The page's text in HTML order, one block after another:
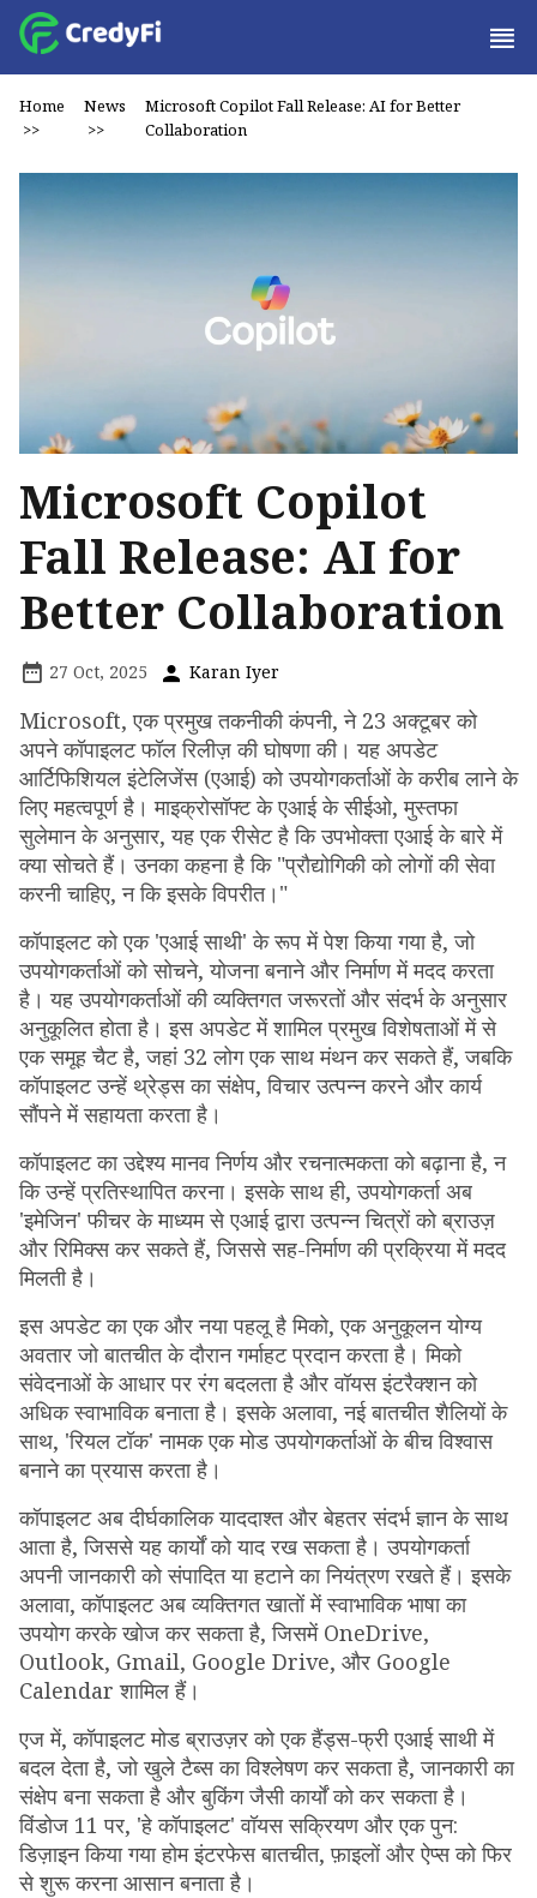
Home
>>
News
>>
Microsoft Copilot Fall Release: AI for Better
Collaboration
Microsoft Copilot
Fall Release: AI for
Better Collaboration
27 Oct, 2025 Karan Iyer
Microsoft, एक प्रमुख तकनीकी कंपनी, ने 23 अक्टूबर को
अपने कॉपाइलट फॉल रिलीज़ की घोषणा की। यह अपडेट
आर्टिफिशियल इंटेलिजेंस (एआई) को उपयोगकर्ताओं के करीब लाने के
लिए महत्वपूर्ण है। माइक्रोसॉफ्ट के एआई के सीईओ, मुस्तफा
सुलेमान के अनुसार, यह एक रीसेट है कि उपभोक्ता एआई के बारे में
क्या सोचते हैं। उनका कहना है कि "प्रौद्योगिकी को लोगों की सेवा
करनी चाहिए, न कि इसके विपरीत।"
कॉपाइलट को एक 'एआई साथी' के रूप में पेश किया गया है, जो
उपयोगकर्ताओं को सोचने, योजना बनाने और निर्माण में मदद करता
है। यह उपयोगकर्ताओं की व्यक्तिगत जरूरतों और संदर्भ के अनुसार
अनुकूलित होता है। इस अपडेट में शामिल प्रमुख विशेषताओं में से
एक समूह चैट है, जहां 32 लोग एक साथ मंथन कर सकते हैं, जबकि
कॉपाइलट उन्हें थ्रेड्स का संक्षेप, विचार उत्पन्न करने और कार्य
सौंपने में सहायता करता है।
कॉपाइलट का उद्देश्य मानव निर्णय और रचनात्मकता को बढ़ाना है, न
कि उन्हें प्रतिस्थापित करना। इसके साथ ही, उपयोगकर्ता अब
'इमेजिन' फीचर के माध्यम से एआई द्वारा उत्पन्न चित्रों को ब्राउज़
और रिमिक्स कर सकते हैं, जिससे सह-निर्माण की प्रक्रिया में मदद
मिलती है।
इस अपडेट का एक और नया पहलू है मिको, एक अनुकूलन योग्य
अवतार जो बातचीत के दौरान गर्माहट प्रदान करता है। मिको
संवेदनाओं के आधार पर रंग बदलता है और वॉयस इंटरैक्शन को
अधिक स्वाभाविक बनाता है। इसके अलावा, नई बातचीत शैलियों के
साथ, 'रियल टॉक' नामक एक मोड उपयोगकर्ताओं के बीच विश्वास
बनाने का प्रयास करता है।
कॉपाइलट अब दीर्घकालिक याददाश्त और बेहतर संदर्भ ज्ञान के साथ
आता है, जिससे यह कार्यों को याद रख सकता है। उपयोगकर्ता
अपनी जानकारी को संपादित या हटाने का नियंत्रण रखते हैं। इसके
अलावा, कॉपाइलट अब व्यक्तिगत खातों में स्वाभाविक भाषा का
उपयोग करके खोज कर सकता है, जिसमें OneDrive,
Outlook, Gmail, Google Drive, और Google
Calendar शामिल हैं।
एज में, कॉपाइलट मोड ब्राउज़र को एक हैंड्स-फ्री एआई साथी में
बदल देता है, जो खुले टैब्स का विश्लेषण कर सकता है, जानकारी का
संक्षेप बना सकता है और बुकिंग जैसी कार्यों को कर सकता है।
विंडोज 11 पर, 'हे कॉपाइलट' वॉयस सक्रियण और एक पुन:
डिज़ाइन किया गया होम इंटरफेस बातचीत, फ़ाइलों और ऐप्स को फिर
से शुरू करना आसान बनाता है।